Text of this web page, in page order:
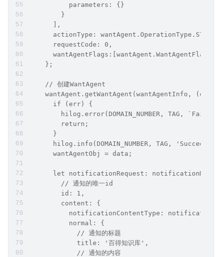
          parameters: {}
        }
      ],
actionType:
      requestCode: 0,
    };
    // 创建WantAgent
wantAgent.getWantAgent(wantAgentInfo, (err:
      if (err) {
hilog.error(DOMAIN_NUMBER, TAG, `Failed
        return;
      }
hilog.info(DOMAIN_NUMBER, TAG, 'Succeeded
      wantAgentObj = data;
let notificationRequest:
        // 通知的唯一id
        id: 1,
        content: {
notificationContentType:
          normal: {
            // 通知的标题
            title: '百得知识库',
            // 通知的内容